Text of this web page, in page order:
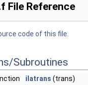
File Reference
code of this file.
Subroutines
ilatrans (trans)